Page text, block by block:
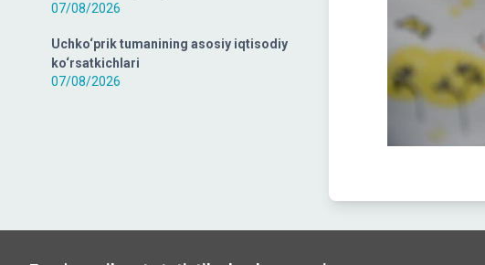
07/08/2026
Uchko‘prik tumanining asosiy iqtisodiy
ko‘rsatkichlari
07/08/2026